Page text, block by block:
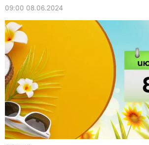
09:00 08.06.2024